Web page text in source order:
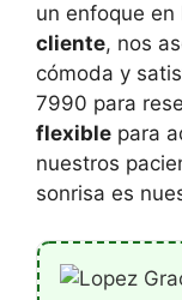
un enfoque en
cliente, nos
cómoda y
7990 para
flexible para
nuestros
sonrisa es